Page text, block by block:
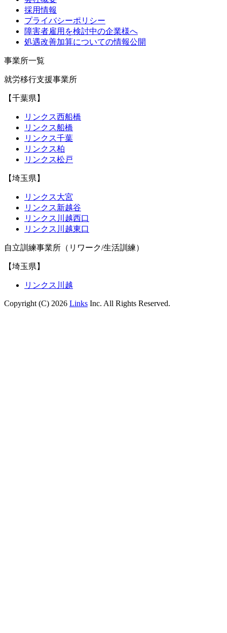
採用情報
プライバシーポリシー
障害者雇用を検討中の企業様へ
処遇改善加算についての情報公開
事業所一覧
就労移行支援事業所
【千葉県】
リンクス西船橋
リンクス船橋
リンクス千葉
リンクス柏
リンクス松戸
【埼玉県】
リンクス大宮
リンクス新越谷
リンクス川越西口
リンクス川越東口
自立訓練事業所（リワーク/生活訓練）
【埼玉県】
リンクス川越
Copyright (C) 2026 Links Inc. All Rights Reserved.